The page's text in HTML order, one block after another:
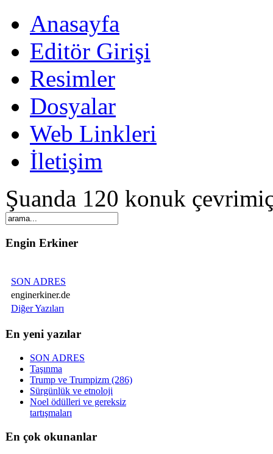
Anasayfa
Editör Girişi
Resimler
Dosyalar
Web Linkleri
İletişim
Şuanda 120 konuk
Engin Erkiner
SON ADRES
enginerkiner.de
Diğer Yazıları
En yeni yazılar
SON ADRES
Taşınma
Trump ve Trumpizm (286)
Sürgünlük ve etnoloji
Noel ödülleri ve gereksiz
tartışmaları
En çok okunanlar